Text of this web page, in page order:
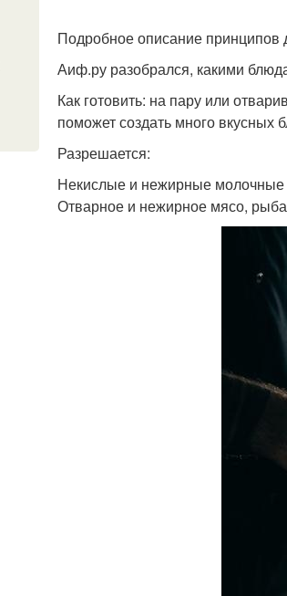
Подробное описание принципов
Аиф.ру разобрался, какими
Как готовить: на пару или
поможет создать много
Разрешается:
Некислые и нежирные молочные
Отварное и нежирное мясо,